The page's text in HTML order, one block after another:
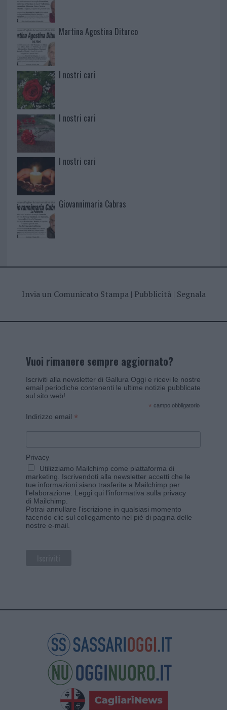
Martina Agostina Diturco
I nostri cari
I nostri cari
I nostri cari
Giovannimaria Cabras
Invia un Comunicato Stampa| Pubblicità| Segnala
Vuoi rimanere sempre aggiornato?
Iscriviti alla newsletter di Gallura Oggi e ricevi le nostre
email periodiche contenenti le ultime notizie pubblicate
sul sito web!
* campo obbligatorio
Indirizzo email *
Privacy
Utilizziamo Mailchimp come piattaforma di
marketing. Iscrivendoti alla newsletter accetti che le
tue informazioni siano trasferite a Mailchimp per
l'elaborazione. Leggi qui l'informativa sulla privacy
di Mailchimp
Potrai annullare l'iscrizione in qualsiasi momento
facendo clic sul collegamento nel piè di pagina delle
nostre e-mail.